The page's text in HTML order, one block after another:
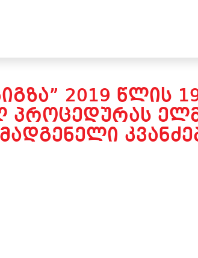
2019 ᲬᲚᲘᲡ